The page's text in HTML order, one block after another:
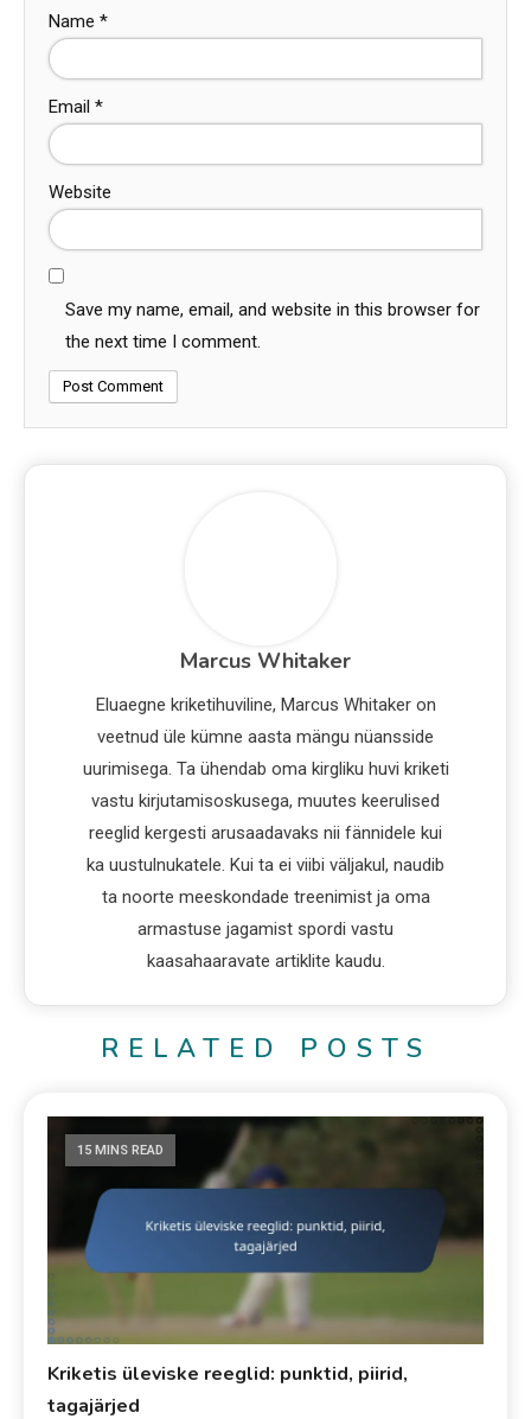
Name *
Email *
Website
Save my name, email, and website in this browser for
the next time I comment.
Marcus Whitaker
Eluaegne kriketihuviline, Marcus Whitaker on
veetnud üle kümne aasta mängu nüansside
uurimisega. Ta ühendab oma kirgliku huvi kriketi
vastu kirjutamisoskusega, muutes keerulised
reeglid kergesti arusaadavaks nii fännidele kui
ka uustulnukatele. Kui ta ei viibi väljakul, naudib
ta noorte meeskondade treenimist ja oma
armastuse jagamist spordi vastu
kaasahaaravate artiklite kaudu.
RELATED POSTS
15 MINS READ
Kriketis üleviske reeglid: punktid, piirid,
tagajärjed